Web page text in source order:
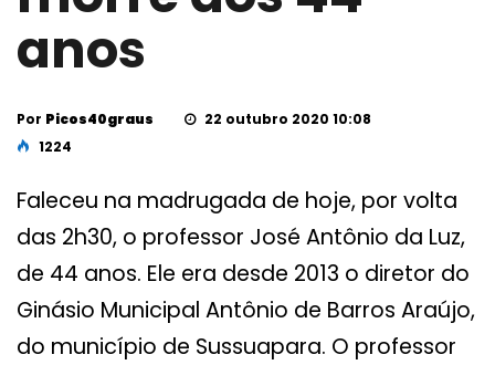
anos
Por Picos40graus
22 outubro 2020 10:08
1224
Faleceu na madrugada de hoje, por volta
das 2h30, o professor José Antônio da Luz,
de 44 anos. Ele era desde 2013 o diretor do
Ginásio Municipal Antônio de Barros Araújo,
do município de Sussuapara. O professor